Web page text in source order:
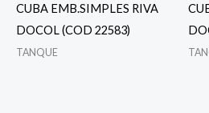
CUBA EMB.SIMPLES RIVA
DOCOL (COD 22583)
TANQUE